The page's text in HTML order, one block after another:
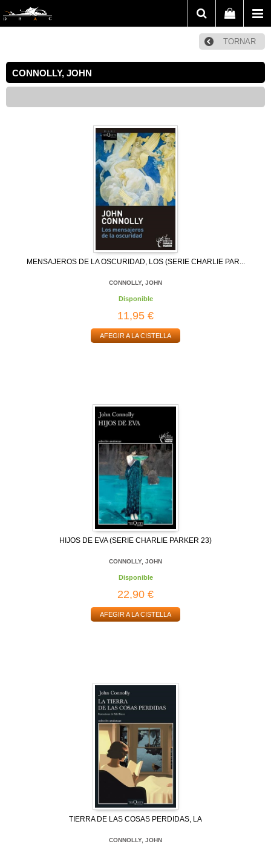
TORNAR
CONNOLLY, JOHN
MENSAJEROS DE LA OSCURIDAD, LOS (SERIE CHARLIE PAR...
CONNOLLY, JOHN
Disponible
11,95 €
AFEGIR A LA CISTELLA
HIJOS DE EVA (SERIE CHARLIE PARKER 23)
CONNOLLY, JOHN
Disponible
22,90 €
AFEGIR A LA CISTELLA
TIERRA DE LAS COSAS PERDIDAS, LA
CONNOLLY, JOHN